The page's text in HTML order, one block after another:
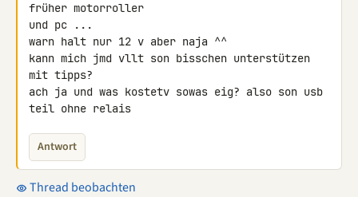
früher motorroller
und pc ...
warn halt nur 12 v aber naja ^^
kann mich jmd vllt son bisschen unterstützen
mit tipps?
ach ja und was kostetv sowas eig? also son usb
teil ohne relais
Antwort
Thread beobachten